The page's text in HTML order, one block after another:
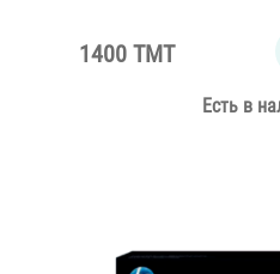
1400 TMT
Есть в